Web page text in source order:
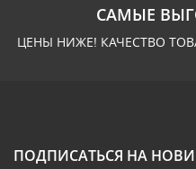
САМЫЕ
ЦЕНЫ НИЖЕ! КАЧЕСТВО
ПОДПИСАТЬСЯ НА